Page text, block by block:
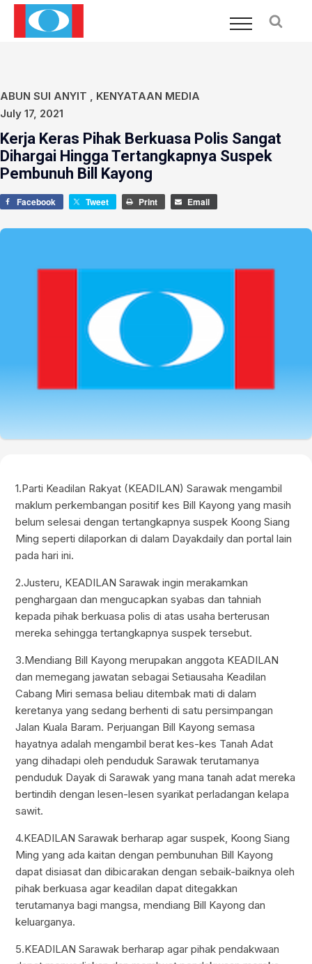
ABUN SUI ANYIT , KENYATAAN MEDIA
July 17, 2021
Kerja Keras Pihak Berkuasa Polis Sangat
Dihargai Hingga Tertangkapnya Suspek
Pembunuh Bill Kayong
Facebook Tweet Print Email
1.Parti Keadilan Rakyat (KEADILAN) Sarawak mengambil
maklum perkembangan positif kes Bill Kayong yang masih
belum selesai dengan tertangkapnya suspek Koong Siang
Ming seperti dilaporkan di dalam Dayakdaily dan portal lain
pada hari ini.
2.Justeru, KEADILAN Sarawak ingin merakamkan
penghargaan dan mengucapkan syabas dan tahniah
kepada pihak berkuasa polis di atas usaha berterusan
mereka sehingga tertangkapnya suspek tersebut.
3.Mendiang Bill Kayong merupakan anggota KEADILAN
dan memegang jawatan sebagai Setiausaha Keadilan
Cabang Miri semasa beliau ditembak mati di dalam
keretanya yang sedang berhenti di satu persimpangan
Jalan Kuala Baram. Perjuangan Bill Kayong semasa
hayatnya adalah mengambil berat kes-kes Tanah Adat
yang dihadapi oleh penduduk Sarawak terutamanya
penduduk Dayak di Sarawak yang mana tanah adat mereka
bertindih dengan lesen-lesen syarikat perladangan kelapa
sawit.
4.KEADILAN Sarawak berharap agar suspek, Koong Siang
Ming yang ada kaitan dengan pembunuhan Bill Kayong
dapat disiasat dan dibicarakan dengan sebaik-baiknya oleh
pihak berkuasa agar keadilan dapat ditegakkan
terutamanya bagi mangsa, mendiang Bill Kayong dan
keluarganya.
5.KEADILAN Sarawak berharap agar pihak pendakwaan